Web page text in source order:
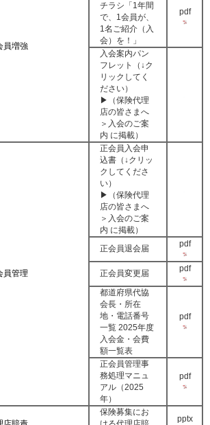
員増強
チラシ「1年間
で、1会員が、
1名ご紹介（入
会）を！」
pdf
入会案内パン
フレット（↓ク
リックしてく
ださい）
▶（保険代理
店の皆さまへ
＞入会のご案
内 に掲載）
員管理
正会員入会申
込書（↓クリッ
クしてくださ
い）
▶（保険代理
店の皆さまへ
＞入会のご案
内 に掲載）
正会員退会届
pdf
正会員変更届
pdf
都道府県代協
会長・所在
地・電話番号
一覧 2025年度
入会金・会費
額一覧表
pdf
正会員管理事
務処理マニュ
アル（2025
年）
pdf
保険募集にお
pptx